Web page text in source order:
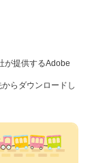
が提供するAdobe
らダウンロードし